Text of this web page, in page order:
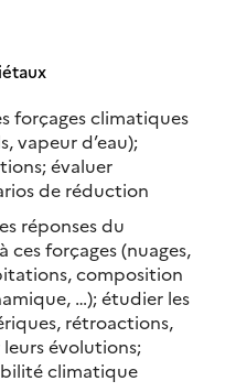
forçages climatiques
vapeur d’eau);
évaluer
de réduction
réponses du
ces forçages (nuages,
composition
…); étudier les
rétroactions,
évolutions;
climatique